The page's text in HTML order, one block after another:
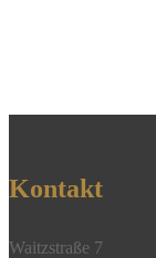
Kontakt
Waitzstraße 7